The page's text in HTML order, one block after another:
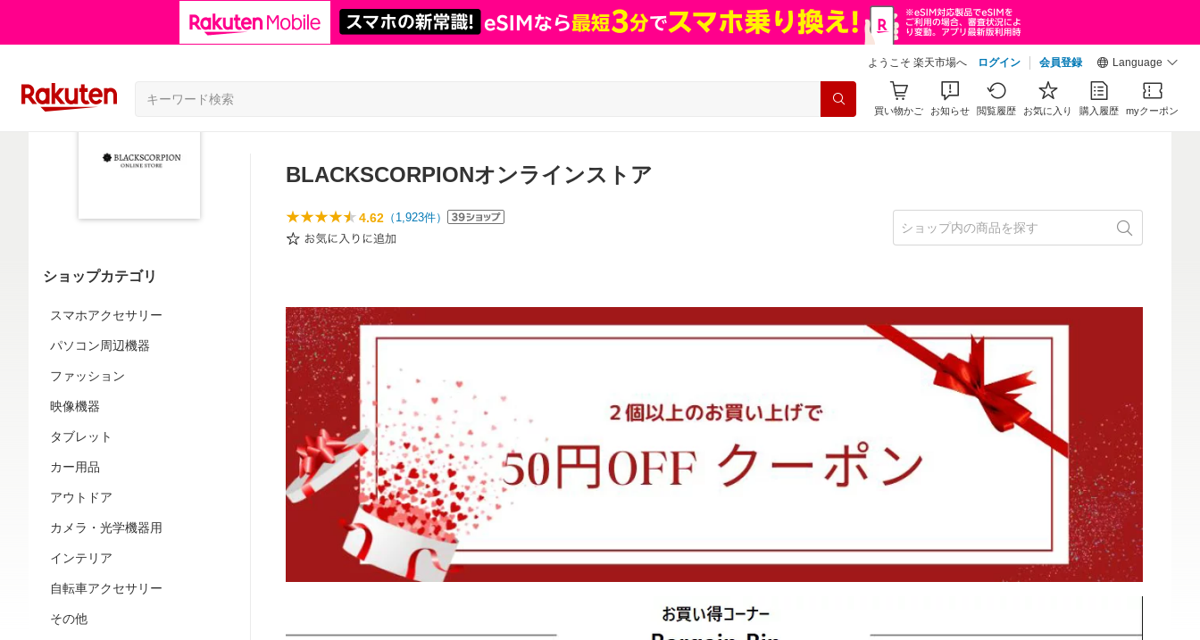
ようこそ 楽天市場へ ログイン 会員登録 Language
買い物かご お知らせ 閲覧履歴 お気に入り 購入履歴 myクーポン
ショップカテゴリ
スマホアクセサリー
パソコン周辺機器
ファッション
映像機器
タブレット
カー用品
アウトドア
カメラ・光学機器用
インテリア
自転車アクセサリー
その他
BLACKSCORPIONオンラインストア
4.62 （ 1,923件）